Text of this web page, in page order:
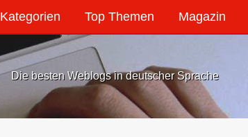
Kategorien Top Themen Magazin
Die besten Weblogs in deutscher Sprache